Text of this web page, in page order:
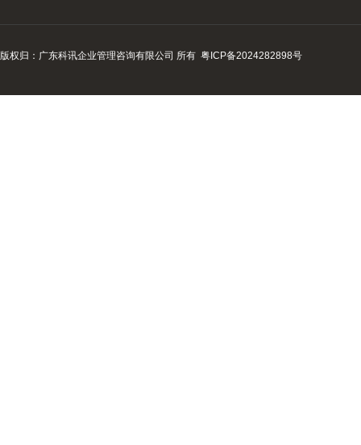
版权归：广东科讯企业管理咨询有限公司 所有 粤ICP备2024282898号